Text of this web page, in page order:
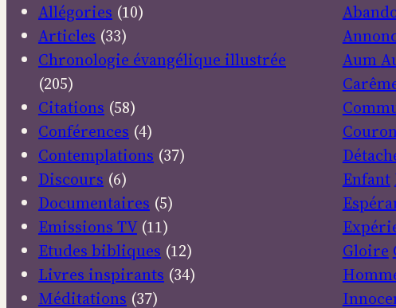
Allégories (10)
Articles (33)
Chronologie évangélique illustrée
(205)
Citations (58)
Conférences (4)
Contemplations (37)
Discours (6)
Documentaires (5)
Emissions TV(11)
Etudes bibliques (12)
Livres inspirants (34)
Méditations (37)
Aum
Enfant
Gloire